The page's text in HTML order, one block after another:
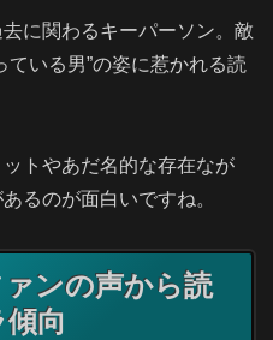
に関わるキーパーソン。敵
ている男”の姿に惹かれる読
トやあだ名的な存在なが
るのが面白いですね。
ァンの声から読
向